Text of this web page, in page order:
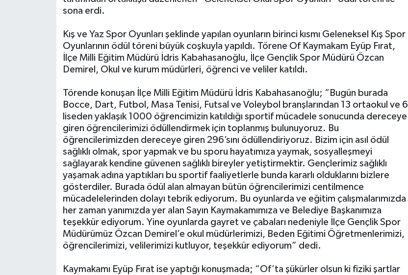
sona erdi.
Kış ve Yaz Spor Oyunları şeklinde yapılan oyunların birinci kısmı Geleneksel Kış Spor
Oyunlarının ödül töreni büyük coşkuyla yapıldı. Törene Of Kaymakam Eyüp Fırat,
İlçe Milli Eğitim Müdürü İdris Kabahasanoğlu, İlçe Gençlik Spor Müdürü Özcan
Demirel, Okul ve kurum müdürleri, öğrenci ve veliler katıldı.
Törende konuşan İlçe Milli Eğitim Müdürü İdris Kabahasanoğlu; “Bugün burada
Bocce, Dart, Futbol, Masa Tenisi, Futsal ve Voleybol branşlarından 13 ortaokul ve 6
liseden yaklaşık 1000 öğrencimizin katıldığı sportif mücadele sonucunda dereceye
giren öğrencilerimizi ödüllendirmek için toplanmış bulunuyoruz. Bu
öğrencilerimizden dereceye giren 296’sını ödüllendiriyoruz. Bizim için asıl ödül
sağlıklı olmak, spor yapmak ve bu sporu hayatımıza yaymak, sosyalleşmeyi
sağlayarak kendine güvenen sağlıklı bireyler yetiştirmektir. Gençlerimiz sağlıklı
yaşamak adına yaptıkları bu sportif faaliyetlerle bunda kararlı olduklarını bizlere
gösterdiler. Burada ödül alan almayan bütün öğrencilerimizi centilmence
mücadelelerinden dolayı tebrik ediyorum. Bu oyunlarda ve eğitim çalışmalarımızda
her zaman yanımızda yer alan Sayın Kaymakamımıza ve Belediye Başkanımıza
teşekkür ediyorum. Yine oyunlarda gayret ve çabaları nedeniyle İlçe Gençlik Spor
Müdürümüz Özcan Demirel’e okul müdürlerimizi, Beden Eğitimi Öğretmenlerimizi,
öğrencilerimizi, velilerimizi kutluyor, teşekkür ediyorum” dedi.
Kaymakamı Eyüp Fırat ise yaptığı konuşmada; “Of’ta şükürler olsun ki fiziki şartlar